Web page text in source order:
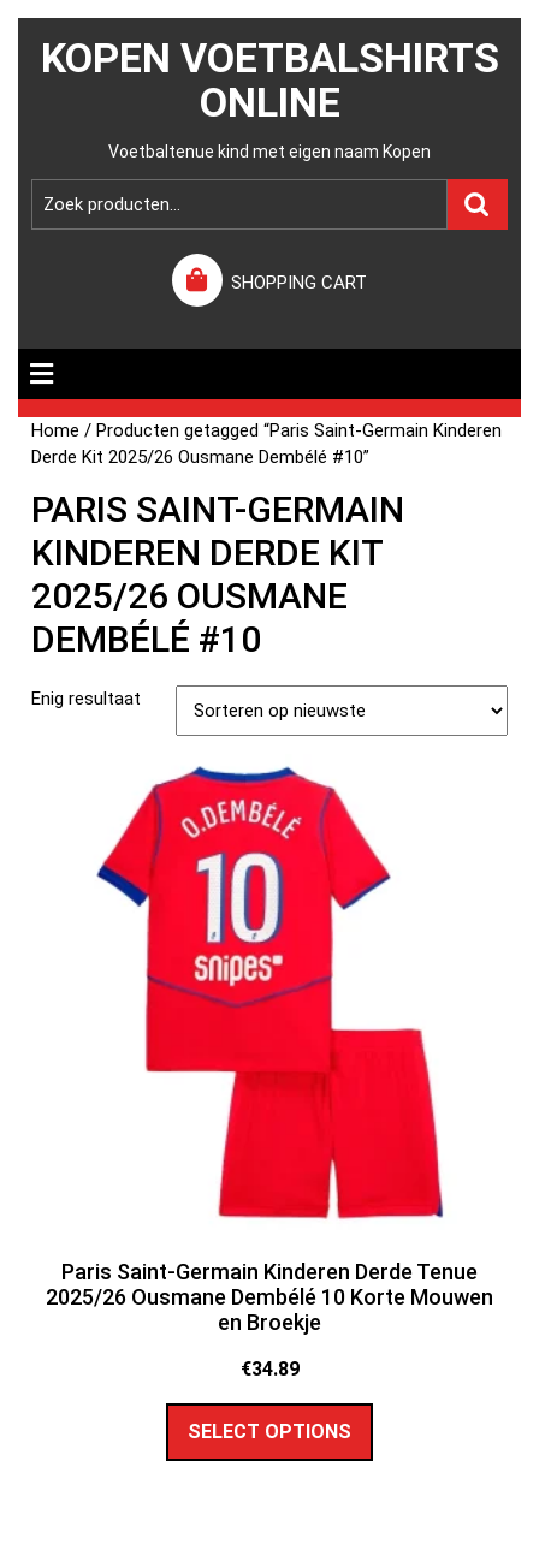
KOPEN VOETBALSHIRTS
ONLINE
Voetbaltenue kind met eigen naam Kopen
SHOPPING CART
Home / Producten getagged “Paris Saint-Germain Kinderen
Derde Kit 2025/26 Ousmane Dembélé #10”
PARIS SAINT-GERMAIN
KINDEREN DERDE KIT
2025/26 OUSMANE
DEMBÉLÉ #10
Enig resultaat
Paris Saint-Germain Kinderen Derde Tenue
2025/26 Ousmane Dembélé 10 Korte Mouwen
en Broekje
€34.89
SELECT OPTIONS